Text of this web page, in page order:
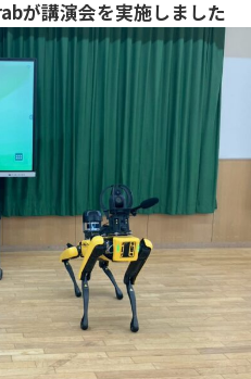
が講演会を実施しました